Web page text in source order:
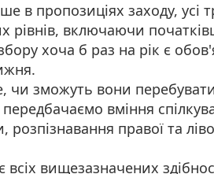
пропозиціях заходу, усі
рівнів, включаючи
хоча б раз на рік є
чи зможуть вони
передбачаємо вміння
розпізнавання правої та
вищезазначених